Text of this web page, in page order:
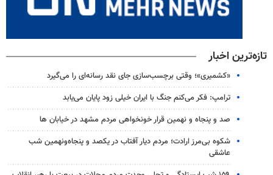
تازه‌ترین اخبار
«کشمیری»؛ وقتی برچسب‌سازی جای نقد رسانه‌ای را می‌گیرد
ترامپ: فکر می‌کنم جنگ با ایران خیلی زود پایان می‌یابد
صد و پنجاه و نهمین قرار خونخواهی مردم مشهد در خیابان ها
شکوه بی‌مرز ارادت؛ مردم دیار آفتاب در یکصد و پنجاه‌ونهمین شب
عاشقی